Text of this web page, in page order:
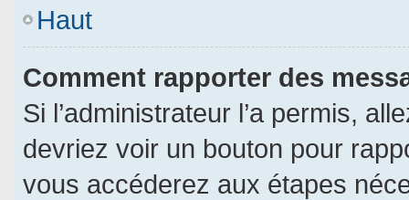
Haut
Comment rapporter des
Si l’administrateur l’a permis,
devriez voir un bouton pour
vous accéderez aux étapes